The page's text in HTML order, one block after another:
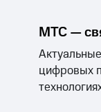
МТС —
цифровых